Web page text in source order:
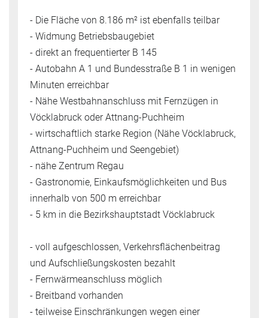
- Die Fläche von 8.186 m² ist ebenfalls teilbar
- Widmung Betriebsbaugebiet
- direkt an frequentierter B 145
- Autobahn A 1 und Bundesstraße B 1 in wenigen
Minuten erreichbar
- Nähe Westbahnanschluss mit Fernzügen in
Vöcklabruck oder Attnang-Puchheim
- wirtschaftlich starke Region (Nähe Vöcklabruck,
Attnang-Puchheim und Seengebiet)
- nähe Zentrum Regau
- Gastronomie, Einkaufsmöglichkeiten und Bus
innerhalb von 500 m erreichbar
- 5 km in die Bezirkshauptstadt Vöcklabruck
- voll aufgeschlossen, Verkehrsflächenbeitrag
und Aufschließungskosten bezahlt
- Fernwärmeanschluss möglich
- Breitband vorhanden
- teilweise Einschränkungen wegen einer